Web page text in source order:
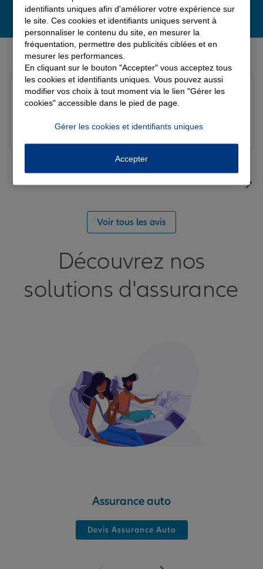
Derniers avis de nos agences Allianz
Note de 5 sur 5
Le 08/08/2026 - Agence PAVILLY
Bon suivi de mon sinistre, merci
Louis M.
Voir tous les avis
Découvrez nos
solutions d'assurance
Assurance auto
Devis Assurance Auto
identifiants uniques afin d'améliorer votre expérience sur
le site. Ces cookies et identifiants uniques servent à
personnaliser le contenu du site, en mesurer la
fréquentation, permettre des publicités ciblées et en
mesurer les performances.
En cliquant sur le bouton "Accepter" vous acceptez tous
les cookies et identifiants uniques. Vous pouvez aussi
modifier vos choix à tout moment via le lien "Gérer les
cookies" accessible dans le pied de page.
Gérer les cookies et identifiants uniques
Accepter